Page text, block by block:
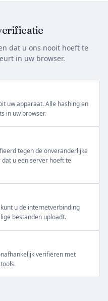
dat u ons nooit hoeft te
in uw browser.
uw apparaat. Alle hashing en
in uw browser.
tegen de onveranderlijke
u een server hoeft te
u de internetverbinding
bestanden uploadt.
verifiëren met